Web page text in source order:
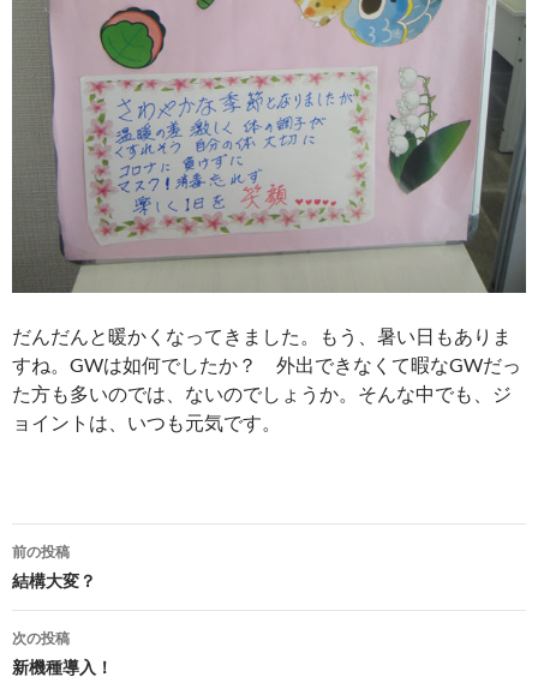
だんだんと暖かくなってきました。もう、暑い日もありま
すね。GWは如何でしたか？ 外出できなくて暇なGWだっ
た方も多いのでは、ないのでしょうか。そんな中でも、ジ
ョイントは、いつも元気です。
投
稿
ナ
ビ
前の投稿
結構大変？
次の投稿
新機種導入！